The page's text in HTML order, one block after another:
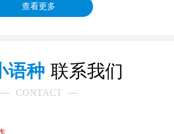
查看更多
语种 联系我们
CONTACT